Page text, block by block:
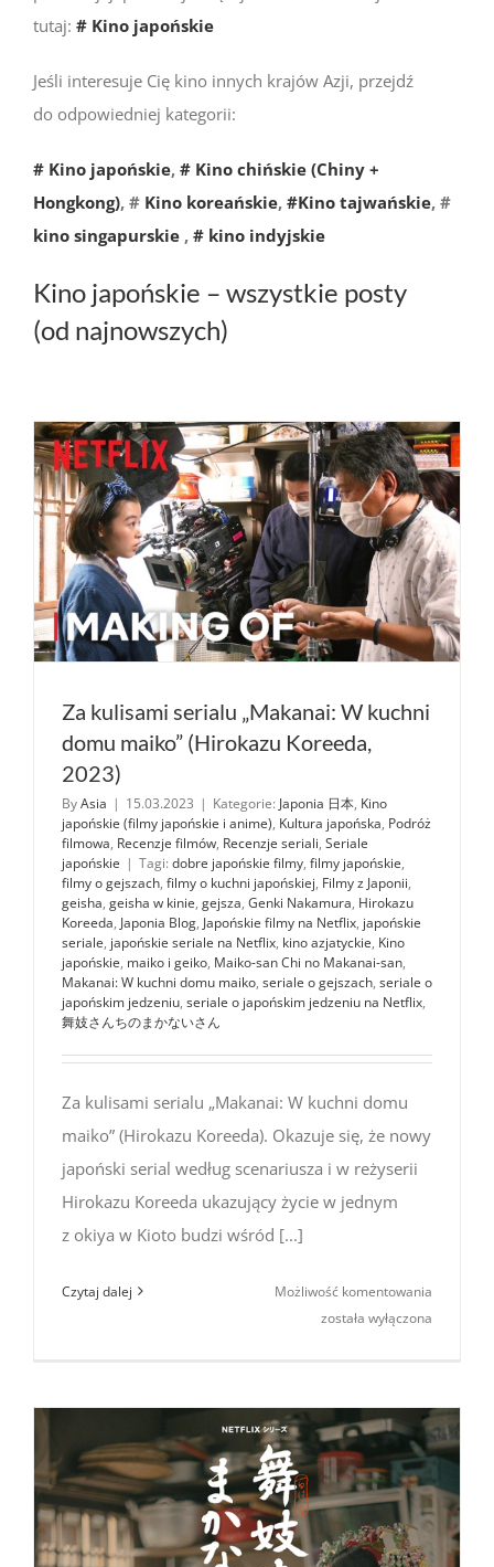
tutaj: # Kino japońskie
Jeśli interesuje Cię kino innych krajów Azji, przejdź
do odpowiedniej kategorii:
# Kino japońskie, # Kino chińskie (Chiny +
Hongkong), # Kino koreańskie, #Kino tajwańskie, #
kino singapurskie , # kino indyjskie
Kino japońskie – wszystkie posty
(od najnowszych)
Za kulisami serialu „Makanai: W kuchni
domu maiko” (Hirokazu Koreeda,
2023)
ByAsia | 15.03.2023 | Kategorie: Japonia 日本, Kino
japońskie (filmy japońskie i anime), Kultura japońska, Podróż
filmowa, Recenzje filmów, Recenzje seriali, Seriale
japońskie | Tagi: dobre japońskie filmy, filmy japońskie,
filmy o gejszach, filmy o kuchni japońskiej, Filmy z Japonii,
geisha, geisha w kinie, gejsza, Genki Nakamura, Hirokazu
Koreeda, Japonia Blog, Japońskie filmy na Netflix, japońskie
seriale, japońskie seriale na Netflix, kino azjatyckie, Kino
japońskie, maiko i geiko, Maiko-san Chi no Makanai-san,
Makanai: W kuchni domu maiko, seriale o gejszach, seriale o
japońskim jedzeniu, seriale o japońskim jedzeniu na Netflix,
舞妓さんちのまかないさん
Za kulisami serialu „Makanai: W kuchni domu
maiko” (Hirokazu Koreeda). Okazuje się, że nowy
japoński serial według scenariusza i w reżyserii
Hirokazu Koreeda ukazujący życie w jednym
z okiya w Kioto budzi wśród [...]
Czytaj dalej Możliwość komentowania
maiko”
(Hirokazu
Koreeda,
2023)
została wyłączona